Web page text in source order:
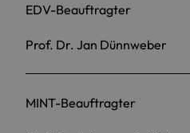
EDV-Beauftragter
Prof. Dr. Jan Dünnweber
MINT-Beauftragter